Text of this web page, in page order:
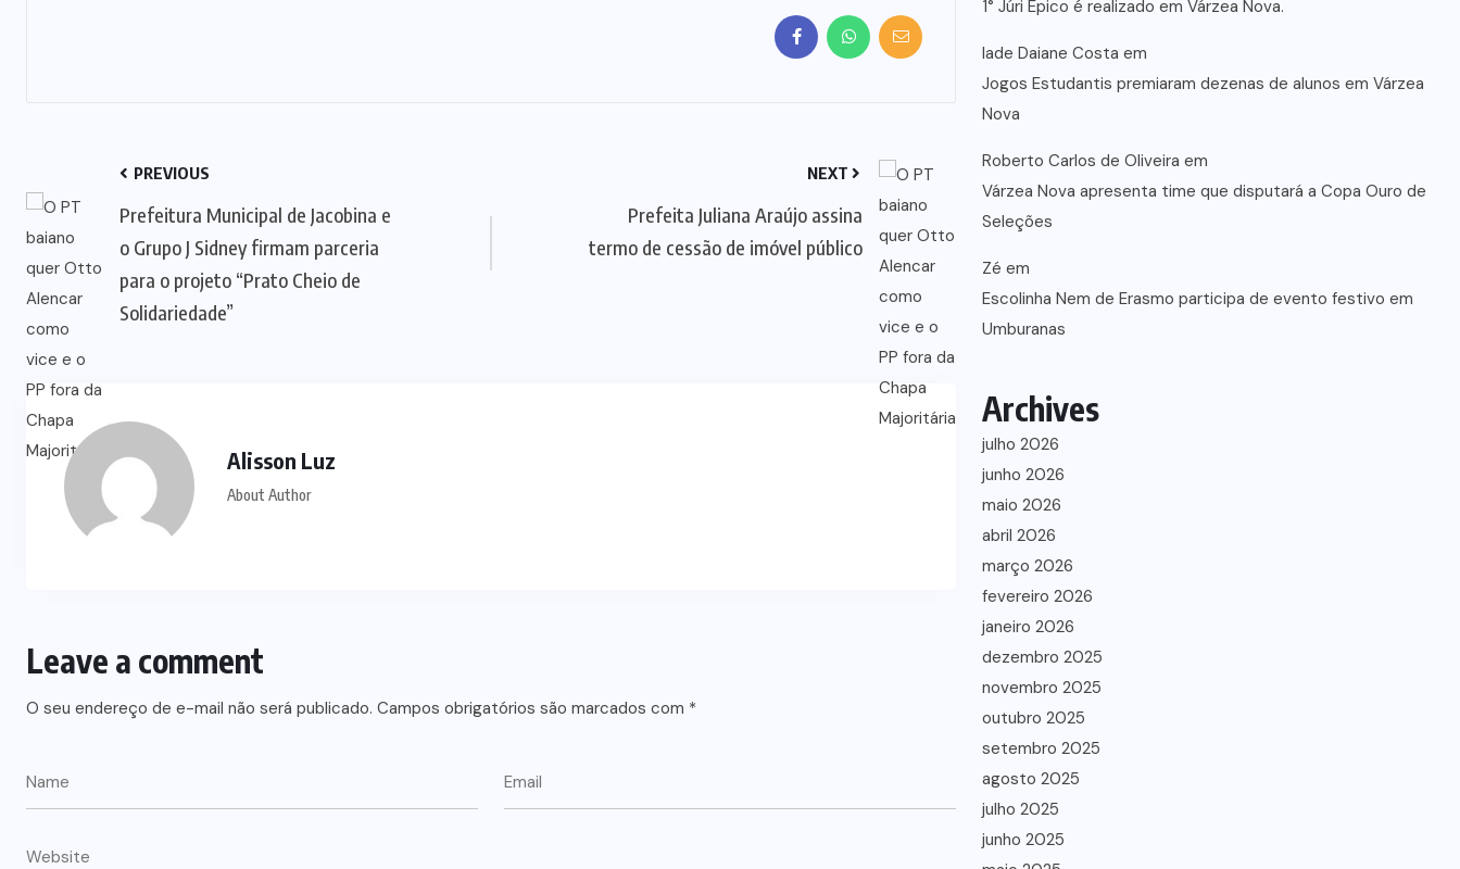
PREVIOUS
Prefeitura Municipal de Jacobina e
o Grupo J Sidney firmam parceria
para o projeto “Prato Cheio de
Solidariedade”
NEXT
Prefeita Juliana Araújo assina
termo de cessão de imóvel público
Alisson Luz
About Author
Leave a comment
O seu endereço de e-mail não será publicado. Campos obrigatórios são marcados com *
1° Júri Épico é realizado em Várzea Nova.
lade Daiane Costa em
Jogos Estudantis premiaram dezenas de alunos em Várzea
Nova
Roberto Carlos de Oliveira em
Várzea Nova apresenta time que disputará a Copa Ouro de
Seleções
Zé em
Escolinha Nem de Erasmo participa de evento festivo em
Umburanas
Archives
julho 2026
junho 2026
maio 2026
abril 2026
março 2026
fevereiro 2026
janeiro 2026
dezembro 2025
novembro 2025
outubro 2025
setembro 2025
agosto 2025
julho 2025
junho 2025